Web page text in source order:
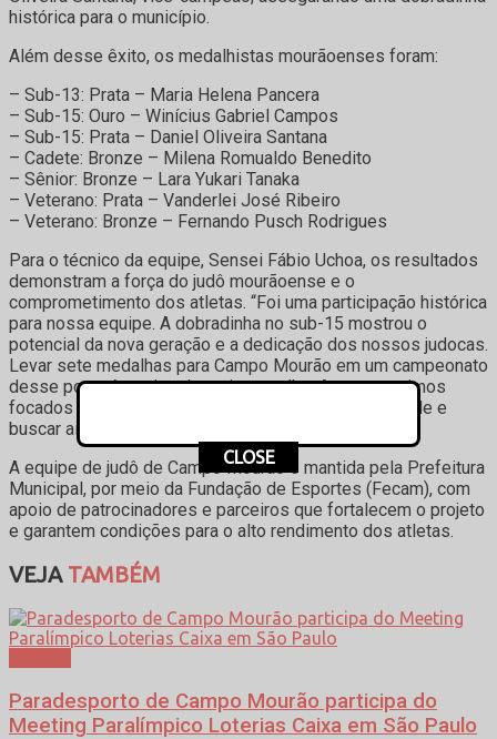
histórica para o município.
Além desse êxito, os medalhistas mourãoenses foram:
– Sub-13: Prata – Maria Helena Pancera
– Sub-15: Ouro – Winícius Gabriel Campos
– Sub-15: Prata – Daniel Oliveira Santana
– Cadete: Bronze – Milena Romualdo Benedito
– Sênior: Bronze – Lara Yukari Tanaka
– Veterano: Prata – Vanderlei José Ribeiro
– Veterano: Bronze – Fernando Pusch Rodrigues
Para o técnico da equipe, Sensei Fábio Uchoa, os resultados
demonstram a força do judô mourãoense e o
comprometimento dos atletas. “Foi uma participação histórica
para nossa equipe. A dobradinha no sub-15 mostrou o
potencial da nova geração e a dedicação dos nossos judocas.
Levar sete medalhas para Campo Mourão em um campeonato
desse porte é motivo de muito orgulho. Agora seguimos
focados no Meeting, onde vamos representar a cidade e
buscar ainda mais conquistas.
A equipe de judô de Campo Mourão é mantida pela Prefeitura
Municipal, por meio da Fundação de Esportes (Fecam), com
apoio de patrocinadores e parceiros que fortalecem o projeto
e garantem condições para o alto rendimento dos atletas.
VEJATAMBÉM
Paradesporto de Campo Mourão participa do
Meeting Paralímpico Loterias Caixa em São Paulo
CLOSE